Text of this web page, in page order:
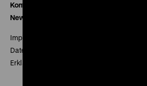
Kontakt
Newsletter
Impressum
Datenschutz
Erklärung digitale Barrierefreiheit